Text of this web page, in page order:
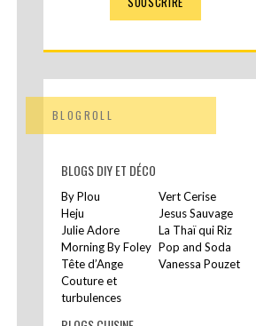
BLOGROLL
BLOGS DIY ET DÉCO
By Plou
Vert Cerise
Heju
Jesus Sauvage
Julie Adore
La Thaï qui Riz
Morning By Foley Pop and Soda
Tête d’Ange
Vanessa Pouzet
Couture et
turbulences